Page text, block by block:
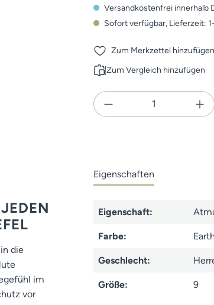
Versandkostenfrei innerhalb
Sofort verfügbar, Lieferzeit:
Zum Merkzettel hinzufügen
Zum Vergleich hinzufügen
Produkt Anzahl:
die
im
vor
Eigenschaften
Eigenschaft:
Farbe: Earth
Geschlecht:
Größe: 9